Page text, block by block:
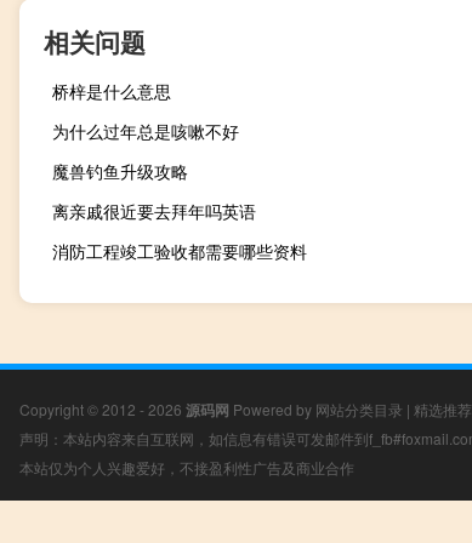
相关问题
桥梓是什么意思
为什么过年总是咳嗽不好
魔兽钓鱼升级攻略
离亲戚很近要去拜年吗英语
消防工程竣工验收都需要哪些资料
Copyright © 2012 - 2026 源码网 Powered by 网站分类目录 | 精选推
声明：本站内容来自互联网，如信息有错误可发邮件到
本站仅为个人兴趣爱好，不接盈利性广告及商业合作